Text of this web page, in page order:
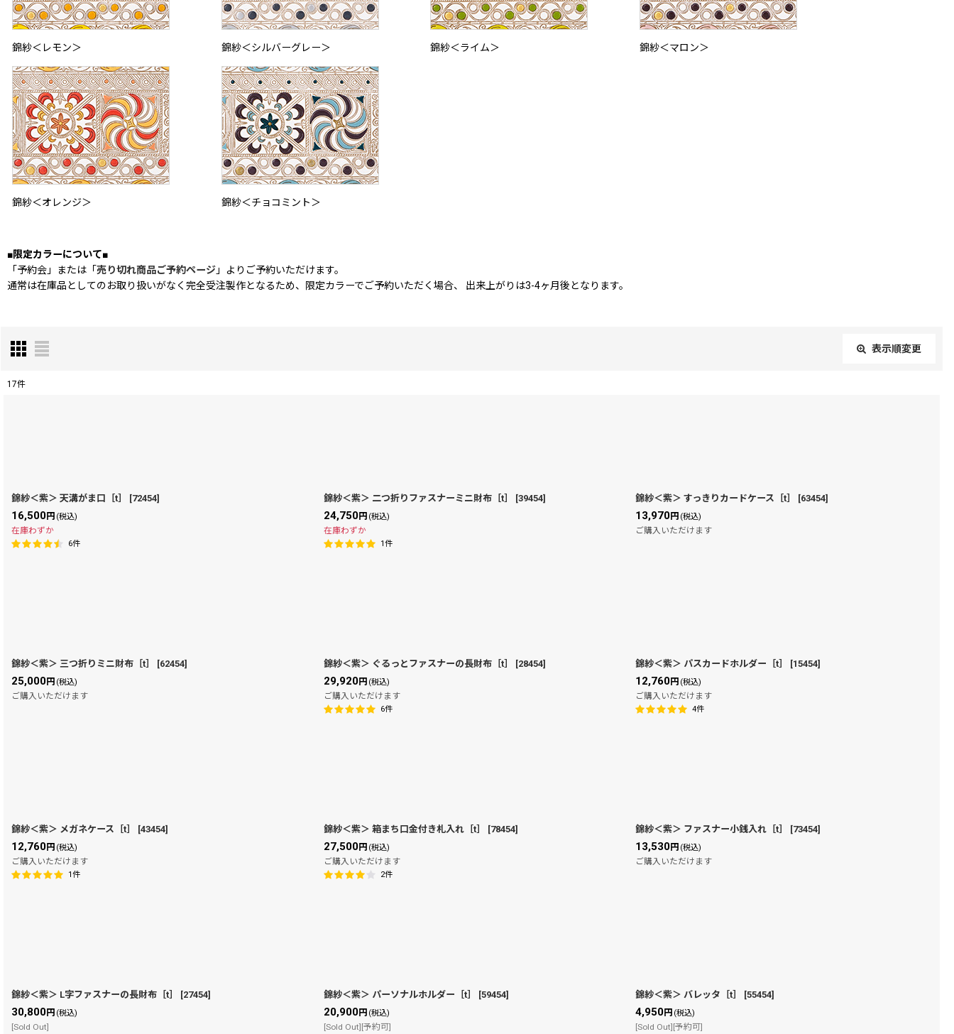
錦紗＜レモン＞ 錦紗＜シルバーグレー＞ 錦紗＜ライム＞ 錦紗＜マロン＞
錦紗＜オレンジ＞ 錦紗＜チョコミント＞
■限定カラーについて■
「予約会」または「 売り切れ商品ご予約ページ 」よりご予約いただけます。
通常は在庫品としてのお取り扱いがなく完全受注製作となるため、限定カラーでご予約いただく場合、 出来上がりは3-4ヶ月後となります。
表示順変更
17件
錦紗＜紫＞ 天溝がま口［t］ [72454]
16,500円 (税込)
在庫わずか
6件
錦紗＜紫＞ 二つ折りファスナーミニ財布［t］ [39454]
24,750円 (税込)
在庫わずか
1件
錦紗＜紫＞ すっきりカードケース［t］ [63454]
13,970円 (税込)
ご購入いただけます
錦紗＜紫＞ 三つ折りミニ財布［t］ [62454]
25,000円 (税込)
ご購入いただけます
錦紗＜紫＞ ぐるっとファスナーの長財布［t］ [28454]
29,920円 (税込)
ご購入いただけます
6件
錦紗＜紫＞ パスカードホルダー［t］ [15454]
12,760円 (税込)
ご購入いただけます
4件
錦紗＜紫＞ メガネケース［t］ [43454]
12,760円 (税込)
ご購入いただけます
1件
錦紗＜紫＞ 箱まち口金付き札入れ［t］ [78454]
27,500円 (税込)
ご購入いただけます
2件
錦紗＜紫＞ ファスナー小銭入れ［t］ [73454]
13,530円 (税込)
ご購入いただけます
錦紗＜紫＞ L字ファスナーの長財布［t］ [27454]
30,800円 (税込)
[Sold Out]
錦紗＜紫＞ パーソナルホルダー［t］ [59454]
20,900円 (税込)
[Sold Out][予約可]
錦紗＜紫＞ バレッタ［t］ [55454]
4,950円 (税込)
[Sold Out][予約可]